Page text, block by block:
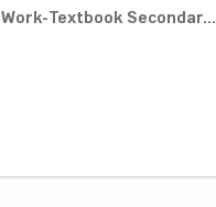
Textbook Secondar...